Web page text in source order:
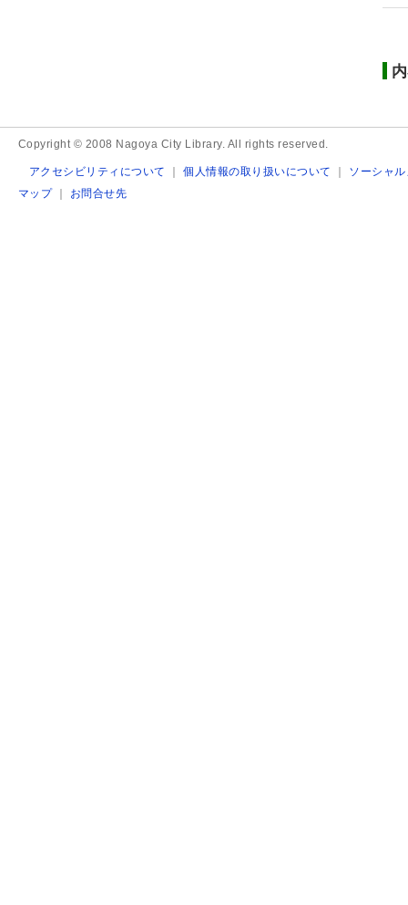
Copyright © 2008 Nagoya City Library. All rights reserved.
アクセシビリティについて ｜個人情報の取り扱いについて ｜ ソーシャ
マップ｜ お問合せ先